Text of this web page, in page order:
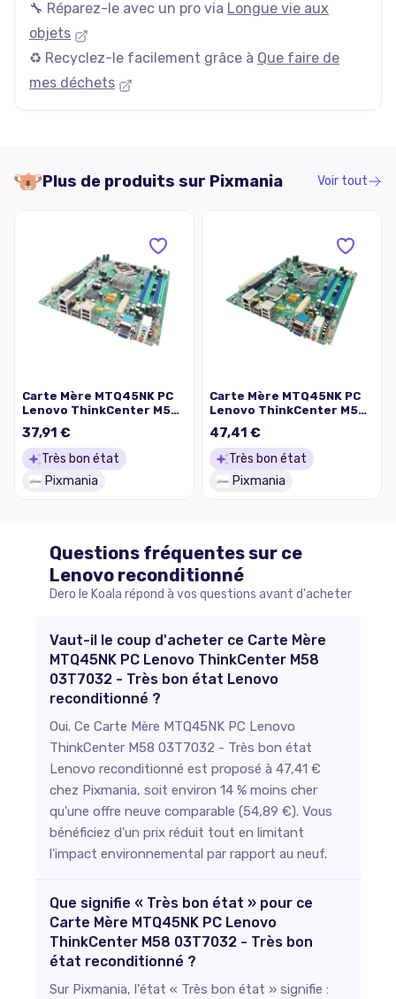
🔧 Réparez-le avec un pro via Longue vie aux
objets
♻️ Recyclez-le facilement grâce à Que faire de
mes déchets
Plus de produits sur Pixmania Voir tout
Carte Mère MTQ45NK PC
Lenovo ThinkCenter M58
64Y9769 - Très bon état
37,91 €
Très bon état
Pixmania
Carte Mère MTQ45NK PC
Lenovo ThinkCenter M58
46R1517 - Très bon état
47,41 €
Très bon état
Pixmania
Questions fréquentes sur ce
Lenovo reconditionné
Dero le Koala répond à vos questions avant d'acheter
Vaut-il le coup d'acheter ce Carte Mère
MTQ45NK PC Lenovo ThinkCenter M58
03T7032 - Très bon état Lenovo
reconditionné ?
Oui. Ce Carte Mère MTQ45NK PC Lenovo
ThinkCenter M58 03T7032 - Très bon état
Lenovo reconditionné est proposé à 47,41 €
chez Pixmania, soit environ 14 % moins cher
qu'une offre neuve comparable (54,89 €). Vous
bénéficiez d'un prix réduit tout en limitant
l'impact environnemental par rapport au neuf.
Que signifie « Très bon état » pour ce
Carte Mère MTQ45NK PC Lenovo
ThinkCenter M58 03T7032 - Très bon
état reconditionné ?
Sur Pixmania, l'état « Très bon état » signifie :